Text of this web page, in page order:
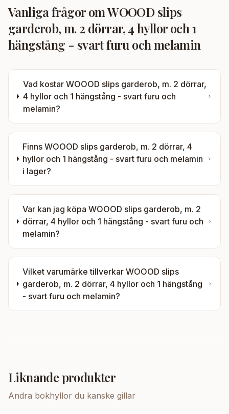
Vanliga frågor omWOOOD slips
garderob, m. 2 dörrar, 4 hyllor och 1
hängstång - svart furu och melamin
Vad kostar WOOOD slips garderob, m. 2 dörrar,
4 hyllor och 1 hängstång - svart furu och
melamin?
FinnsWOOOD slips garderob, m. 2 dörrar, 4
hyllor och 1 hängstång - svart furu och melamin
i lager?
Var kan jag köpaWOOOD slips garderob, m. 2
dörrar, 4 hyllor och 1 hängstång - svart furu och
melamin?
Vilket varumärke tillverkar WOOOD slips
garderob, m. 2 dörrar, 4 hyllor och 1 hängstång
- svart furu och melamin?
Liknande produkter
Andra bokhyllor du kanske gillar